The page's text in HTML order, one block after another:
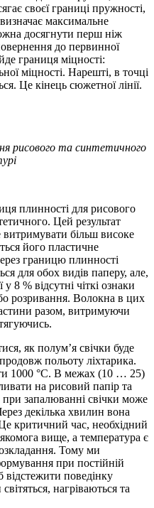
своєї границі пружності,
максимальне
досягнути перш ніж
до первинної
границя міцності:
міцності. Нарешті, в точці
Це кінець сюжетної лінії.
рисового та синтетичного
плинності для рисового
Цей результат
більш високе
його пластичне
границю плинності
для обох видів паперу, але,
8 % відсутні чіткі ознаки
розривання. Волокна в цих
разом, витримуючи
як полум’я свічки буде
польоту ліхтарика.
1000 °C. В межах (10 … 25)
на рисовий папір та
запалюванні свічки може
декілька хвилин вона
критичний час, необхідний
вище, а температура є
Тому ми
при постійній
відстежити поведінку
нагріваються та